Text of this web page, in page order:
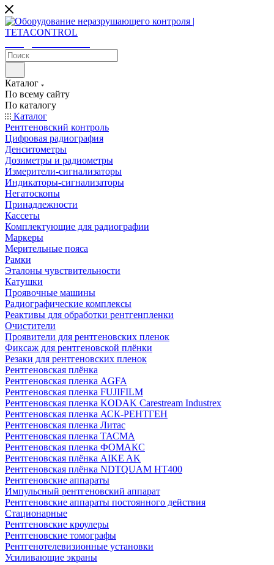
Каталог
По всему сайту
По каталогу
Каталог
Рентгеновский контроль
Цифровая радиография
Денситометры
Дозиметры и радиометры
Измерители-сигнализаторы
Индикаторы-сигнализаторы
Негатоскопы
Принадлежности
Кассеты
Комплектующие для радиографии
Маркеры
Мерительные пояса
Рамки
Эталоны чувствительности
Катушки
Проявочные машины
Радиографические комплексы
Реактивы для обработки рентгенпленки
Очистители
Проявители для рентгеновских пленок
Фиксаж для рентгеновской плёнки
Резаки для рентгеновских пленок
Рентгеновская плёнка
Рентгеновская пленка AGFA
Рентгеновская пленка FUJIFILM
Рентгеновская пленка KODAK Carestream Industrex
Рентгеновская пленка АСК-РЕНТГЕН
Рентгеновская пленка Литас
Рентгеновская пленка ТАСМА
Рентгеновская пленка ФОМАКС
Рентгеновская плёнка AIKE AK
Рентгеновская плёнка NDTQUAM HT400
Рентгеновские аппараты
Импульсный рентгеновский аппарат
Рентгеновские аппараты постоянного действия
Стационарные
Рентгеновские кроулеры
Рентгеновские томографы
Рентгенотелевизионные установки
Усиливающие экраны